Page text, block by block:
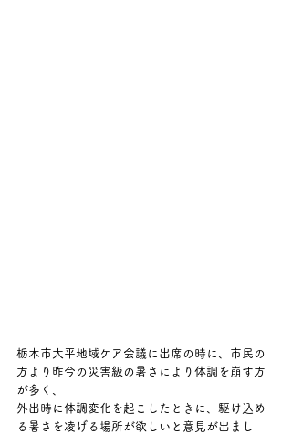
栃木市大平地域ケア会議に出席の時に、市民の
方より昨今の災害級の暑さにより体調を崩す方
が多く、
外出時に体調変化を起こしたときに、駆け込め
る暑さを凌げる場所が欲しいと意見が出まし